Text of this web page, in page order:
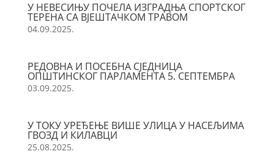
У НЕВЕСИЊУ ПОЧЕЛА ИЗГРАДЊА СПОРТСКОГ
ТЕРЕНА СА ВЈЕШТАЧКОМ ТРАВОМ
04.09.2025.
РЕДОВНА И ПОСЕБНА СЈЕДНИЦА
ОПШТИНСКОГ ПАРЛАМЕНТА 5. СЕПТЕМБРА
03.09.2025.
У ТОКУ УРЕЂЕЊЕ ВИШЕ УЛИЦА У НАСЕЉИМА
ГВОЗД И КИЛАВЦИ
25.08.2025.